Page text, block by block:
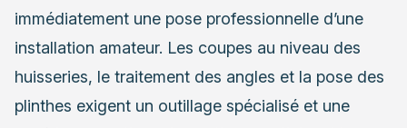
immédiatement une pose professionnelle d’une
installation amateur. Les coupes au niveau des
huisseries, le traitement des angles et la pose des
plinthes exigent un outillage spécialisé et une